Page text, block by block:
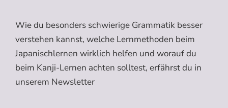
Wie du besonders schwierige Grammatik besser
verstehen kannst, welche Lernmethoden beim
Japanischlernen wirklich helfen und worauf du
beim Kanji-Lernen achten solltest, erfährst du in
unserem Newsletter